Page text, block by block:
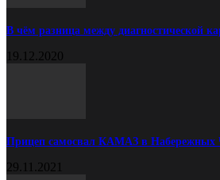
В чём разница между диагностической
19.12.2020
Прицеп самосвал КАМАЗ в Набережных
29.11.2021